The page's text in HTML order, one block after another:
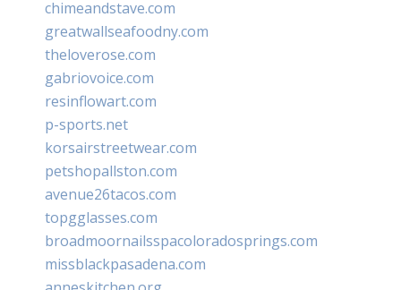
chimeandstave.com
greatwallseafoodny.com
theloverose.com
gabriovoice.com
resinflowart.com
p-sports.net
korsairstreetwear.com
petshopallston.com
avenue26tacos.com
topgglasses.com
broadmoornailsspacoloradosprings.com
missblackpasadena.com